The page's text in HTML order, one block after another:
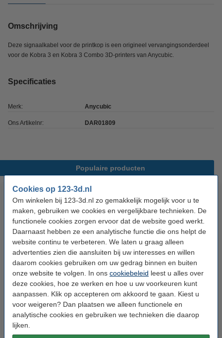
Cookies op 123-3d.nl
Om winkelen bij 123-3d.nl zo gemakkelijk mogelijk voor u te
maken, gebruiken we cookies en vergelijkbare technieken. De
functionele cookies zorgen ervoor dat de website goed werkt.
Daarnaast hebben ze een analytische functie die ons helpt de
website continu te verbeteren. We laten u graag alleen
advertenties zien die aansluiten bij uw interesses en willen
daarom cookies gebruiken om uw gedrag binnen en buiten
onze website te volgen. In ons cookiebeleid leest u alles over
deze cookies, hoe ze werken en hoe u uw voorkeuren kunt
aanpassen. Klik op accepteren om akkoord te gaan. Kiest u
voor weigeren? Dan plaatsen we alleen functionele en
analytische cookies en gebruiken we technieken die daarop
lijken.
Omschrijving
Deze signaalkabel voor de printkop is een origineel vervangingsonderdeel
voor de Kobra 3 en Kobra 3 Combo 3D-printers van Anycubic.
Specificaties
Merk: Anycubic
Ons Artikelnr: DAR01809
Populaire producten
Anycubic Kobra 3 Filament Hub
€ 6,50 Incl. 21% BTW
Anycubic Kobra 3 (V2)
Replacement Filament Cutter
€ 8,00 € 7,60 Incl. 21% BTW